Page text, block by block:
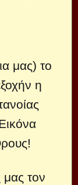
μας) το
η
τον